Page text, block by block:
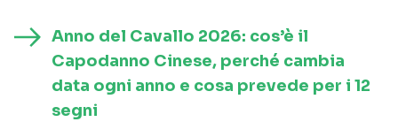
Anno del Cavallo 2026: cos’è il
Capodanno Cinese, perché cambia
data ogni anno e cosa prevede per i 12
segni